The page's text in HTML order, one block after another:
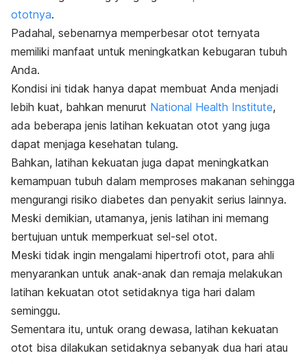
ototnya.
Padahal, sebenarnya memperbesar otot ternyata
memiliki manfaat untuk meningkatkan kebugaran tubuh
Anda.
Kondisi ini tidak hanya dapat membuat Anda menjadi
lebih kuat, bahkan menurut National Health Institute,
ada beberapa jenis latihan kekuatan otot yang juga
dapat menjaga kesehatan tulang.
Bahkan, latihan kekuatan juga dapat meningkatkan
kemampuan tubuh dalam memproses makanan sehingga
mengurangi risiko diabetes dan penyakit serius lainnya.
Meski demikian, utamanya, jenis latihan ini memang
bertujuan untuk memperkuat sel-sel otot.
Meski tidak ingin mengalami hipertrofi otot, para ahli
menyarankan untuk anak-anak dan remaja melakukan
latihan kekuatan otot setidaknya tiga hari dalam
seminggu.
Sementara itu, untuk orang dewasa, latihan kekuatan
otot bisa dilakukan setidaknya sebanyak dua hari atau